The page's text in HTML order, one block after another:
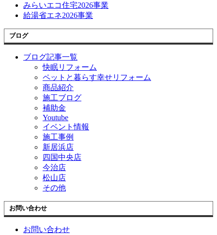
みらいエコ住宅2026事業
給湯省エネ2026事業
ブログ
ブログ記事一覧
快眠リフォーム
ペットと暮らす幸せリフォーム
商品紹介
施工ブログ
補助金
Youtube
イベント情報
施工事例
新居浜店
四国中央店
今治店
松山店
その他
お問い合わせ
お問い合わせ